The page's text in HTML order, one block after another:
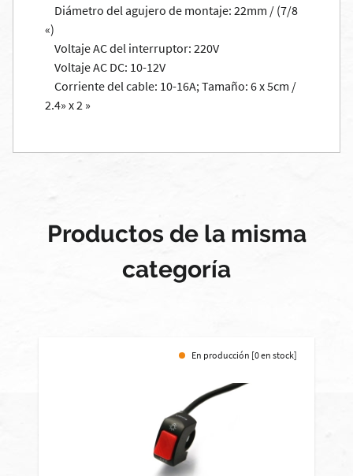
Diámetro del agujero de montaje: 22mm / (7/8
«)
Voltaje AC del interruptor: 220V
Voltaje AC DC: 10-12V
Corriente del cable: 10-16A; Tamaño: 6 x 5cm /
2.4» x 2 »
Productos de la misma
categoría
En producción [0 en stock]